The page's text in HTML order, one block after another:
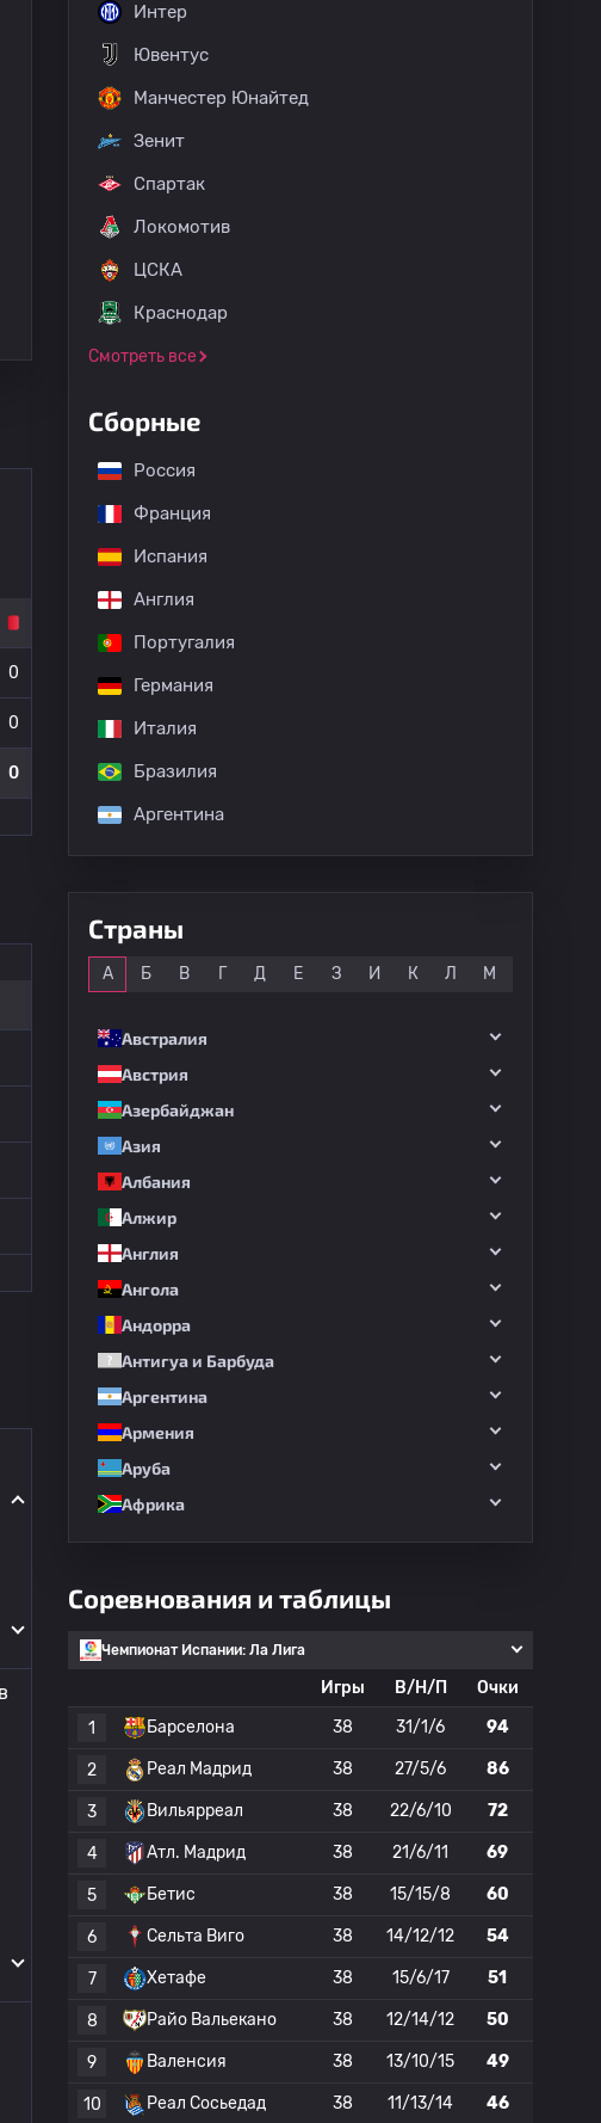
0
0
0
Интер
Ювентус
Манчестер Юнайтед
Зенит
Спартак
Локомотив
ЦСКА
Краснодар
Смотреть все
Сборные
Россия
Франция
Испания
Англия
Португалия
Германия
Италия
Бразилия
Аргентина
Страны
А Б В Г Д Е З И К Л М
Австралия
Австрия
Азербайджан
Азия
Албания
Алжир
Англия
Ангола
Андорра
Антигуа и Барбуда
Аргентина
Армения
Аруба
Африка
Соревнования и таблицы
Чемпионат Испании: Ла Лига
Игры В/Н/П
Очки
1
Барселона 38 31/1/6 94
2 Реал Мадрид 38 27/5/6 86
3 Вильярреал 38 22/6/10 72
4 Атл. Мадрид 38 21/6/11 69
5 Бетис 38 15/15/8 60
6 Сельта Виго 38 14/12/12 54
7 Хетафе 38 15/6/17 51
8 Райо Вальекано 38 12/14/12 50
9 Валенсия 38 13/10/15 49
10 Реал Сосьедад 38 11/13/14 46